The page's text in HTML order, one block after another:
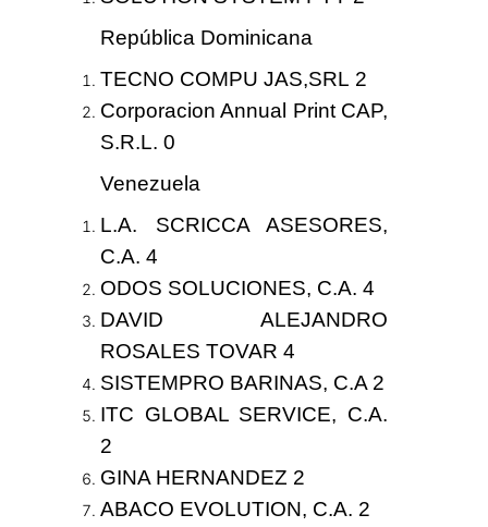
República Dominicana
TECNO COMPU JAS,SRL 2
Corporacion Annual Print CAP,
S.R.L. 0
Venezuela
L.A. SCRICCA ASESORES,
C.A. 4
ODOS SOLUCIONES, C.A. 4
DAVID ALEJANDRO
ROSALES TOVAR 4
SISTEMPRO BARINAS, C.A 2
ITC GLOBAL SERVICE, C.A.
2
GINA HERNANDEZ 2
ABACO EVOLUTION, C.A. 2